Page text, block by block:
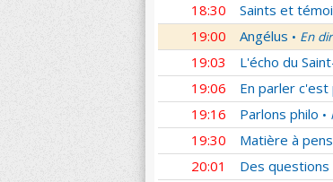
18:30 Saints et
19:00 Angélus • En
19:03 L'écho du
19:06 En parler c'est
19:16 Parlons philo •
19:30 Matière à
20:01 Des